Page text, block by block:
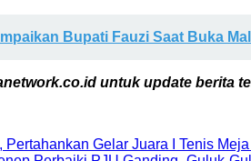
Bupati Fauzi Saat Buka
untuk update berita
Gelar Juara I Tenis